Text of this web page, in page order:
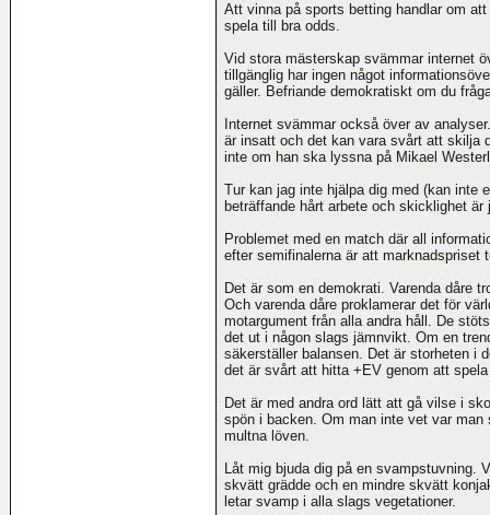
Att vinna på sports betting handlar om
spela till bra odds.
Vid stora mästerskap svämmar internet
tillgänglig har ingen något
gäller. Befriande demokratiskt om du
Internet svämmar också över av
är insatt och det kan vara svårt att skilja
inte om han ska lyssna på Mikael
Tur kan jag inte hjälpa dig med (kan inte
beträffande hårt arbete och skicklighet
Problemet med en match där all
efter semifinalerna är att marknadspriset
Det är som en demokrati. Varenda dåre
Och varenda dåre proklamerar det för
motargument från alla andra håll. De
det ut i någon slags jämnvikt. Om en
säkerställer balansen. Det är storheten i
det är svårt att hitta +EV genom att
Det är med andra ord lätt att gå vilse i
spön i backen. Om man inte vet var
multna löven.
Låt mig bjuda dig på en svampstuvning.
skvätt grädde och en mindre skvätt
letar svamp i alla slags vegetationer.